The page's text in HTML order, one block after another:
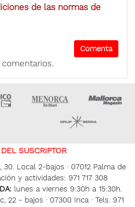
de las normas de
Ultima hora Ibiza Menorca • Es Diari
SUSCRIPTOR
30. Local 2-bajos · 07012 Palma de
y actividades: 971 717 308
lunes a viernes 9:30h a 15:30h.
22 - bajos · 07300 Inca · Tels. 971